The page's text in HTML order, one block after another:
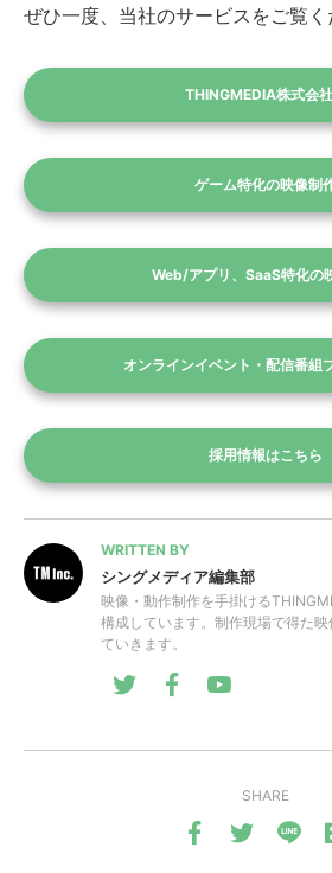
ぜひ一度、当社のサービスをご覧く
THINGMEDIA株式会
ゲーム特化の映像制
Web/アプリ、SaaS特化の
オンラインイベント・配信番組
採用情報はこちら
WRITTEN BY
シングメディア編集部
映像・動作制作を手掛ける
構成しています。制作現場で得た
ていきます。
SHARE